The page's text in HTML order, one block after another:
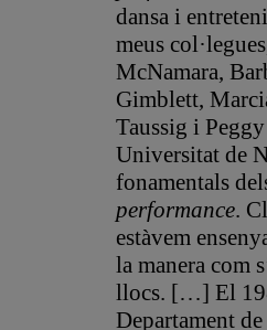
dansa i
meus
McNamara,
Gimblett,
Taussig i
Universitat de
fonamentals
performance.
estàvem
la manera com
llocs. […] El
Departament